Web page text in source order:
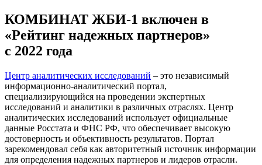
КОМБИНАТ ЖБИ-1 включен в
«Рейтинг надежных партнеров»
с 2022 года
Центр аналитических исследований – это независимый
информационно-аналитический портал,
специализирующийся на проведении экспертных
исследований и аналитики в различных отраслях. Центр
аналитических исследований использует официальные
данные Росстата и ФНС РФ, что обеспечивает высокую
достоверность и объективность результатов. Портал
зарекомендовал себя как авторитетный источник информации
для определения надежных партнеров и лидеров отрасли.